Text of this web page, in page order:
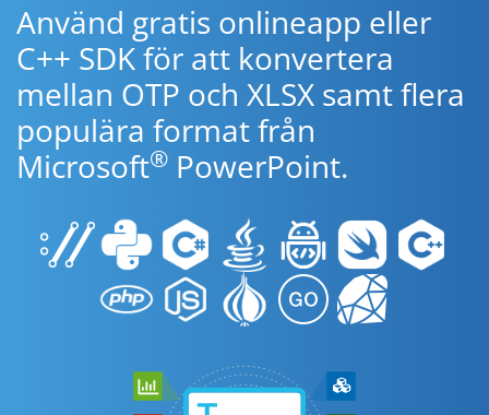
Använd gratis onlineapp eller
C++ SDK för att konvertera
mellan OTP och XLSX samt flera
populära format från
Microsoft® PowerPoint.